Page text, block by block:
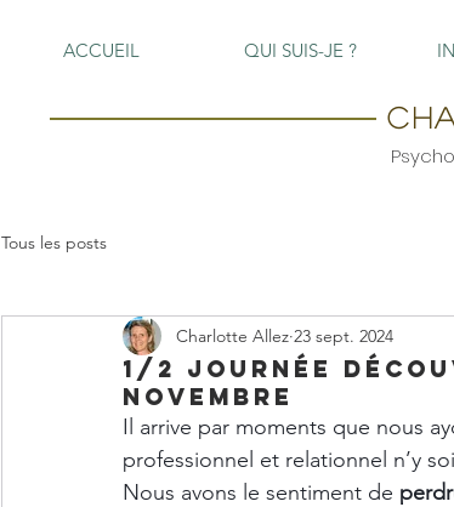
ACCUEIL QUI SUIS-JE ?
Tous les posts
1/2 Journée
novembre
Charlotte Allez 23 sept. 2024
Il arrive par moments que nous
professionnel et relationnel n’y
Nous avons le sentiment de